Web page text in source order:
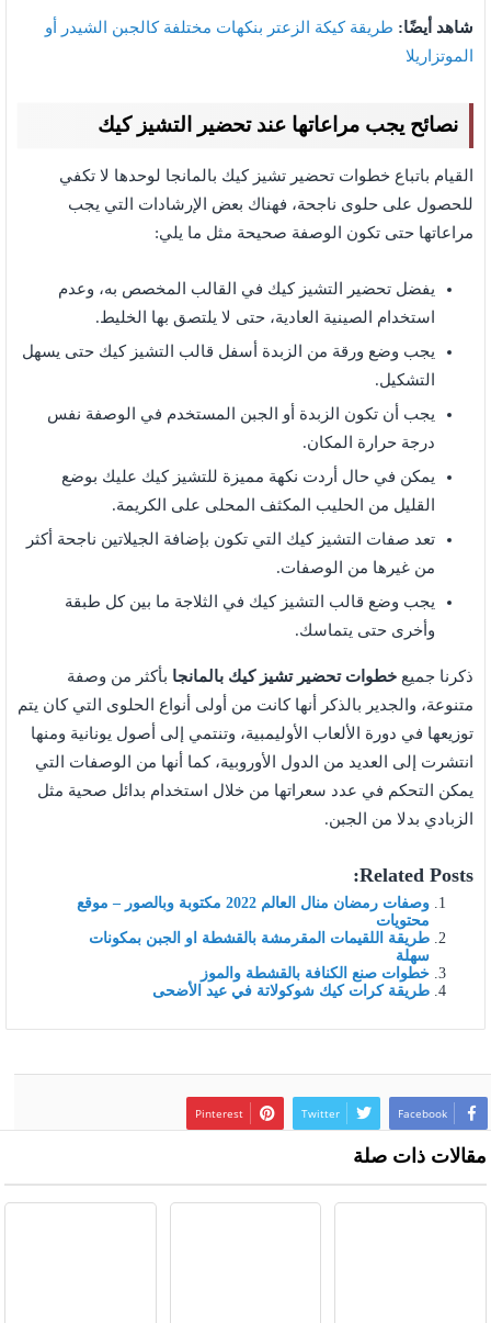
شاهد أيضًا: طريقة كيكة الزعتر بنكهات مختلفة كالجبن الشيدر أو
الموتزاريلا
نصائح يجب مراعاتها عند تحضير التشيز كيك
القيام باتباع خطوات تحضير تشيز كيك بالمانجا لوحدها لا تكفي
للحصول على حلوى ناجحة، فهناك بعض الإرشادات التي يجب
مراعاتها حتى تكون الوصفة صحيحة مثل ما يلي:
يفضل تحضير التشيز كيك في القالب المخصص به، وعدم
استخدام الصينية العادية، حتى لا يلتصق بها الخليط.
يجب وضع ورقة من الزبدة أسفل قالب التشيز كيك حتى يسهل
التشكيل.
يجب أن تكون الزبدة أو الجبن المستخدم في الوصفة نفس
درجة حرارة المكان.
يمكن في حال أردت نكهة مميزة للتشيز كيك عليك بوضع
القليل من الحليب المكثف المحلى على الكريمة.
تعد صفات التشيز كيك التي تكون بإضافة الجيلاتين ناجحة أكثر
من غيرها من الوصفات.
يجب وضع قالب التشيز كيك في الثلاجة ما بين كل طبقة
وأخرى حتى يتماسك.
ذكرنا جميع خطوات تحضير تشيز كيك بالمانجا بأكثر من وصفة
متنوعة، والجدير بالذكر أنها كانت من أولى أنواع الحلوى التي كان يتم
توزيعها في دورة الألعاب الأوليمبية، وتنتمي إلى أصول يونانية ومنها
انتشرت إلى العديد من الدول الأوروبية، كما أنها من الوصفات التي
يمكن التحكم في عدد سعراتها من خلال استخدام بدائل صحية مثل
الزبادي بدلا من الجبن.
Related Posts:
وصفات رمضان منال العالم 2022 مكتوبة وبالصور – موقع
محتويات
طريقة اللقيمات المقرمشة بالقشطة او الجبن بمكونات
سهلة
خطوات صنع الكنافة بالقشطة والموز
طريقة كرات كيك شوكولاتة في عيد الأضحى
Facebook
Twitter
Pinterest
مقالات ذات صلة